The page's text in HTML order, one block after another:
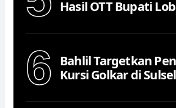
Hasil OTT Bupati
6
Bahlil Targetkan
Kursi Golkar di Sulsel